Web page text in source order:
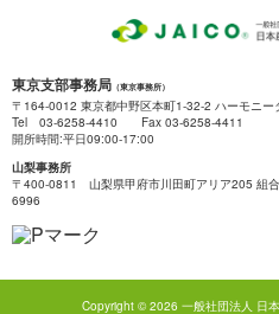
東京支部事務局 （東京事務所）
〒164-0012 東京都中野区本町1-32-2 ハーモニー
Tel 03-6258-4410 Fax 03-6258-4411
開所時間:平日09:00-17:00
山梨事務所
〒400-0811 山梨県甲府市川田町アリア205 組
6996
Copyright © 2026 一般社団法人 日